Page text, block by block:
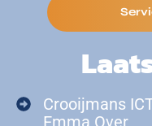
Crooijmans
Emma Over